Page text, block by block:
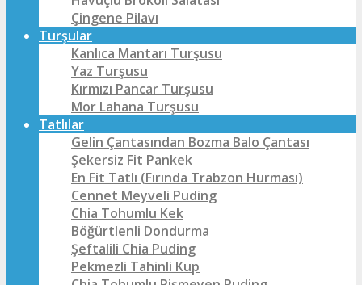
Çingene Pilavı
Turşular
Kanlıca Mantarı Turşusu
Yaz Turşusu
Kırmızı Pancar Turşusu
Mor Lahana Turşusu
Tatlılar
Gelin Çantasından Bozma Balo Çantası
Şekersiz Fit Pankek
En Fit Tatlı (Fırında Trabzon Hurması)
Cennet Meyveli Puding
Chia Tohumlu Kek
Böğürtlenli Dondurma
Şeftalili Chia Puding
Pekmezli Tahinli Kup